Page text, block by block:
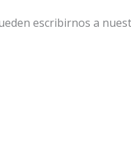
escribirnos a